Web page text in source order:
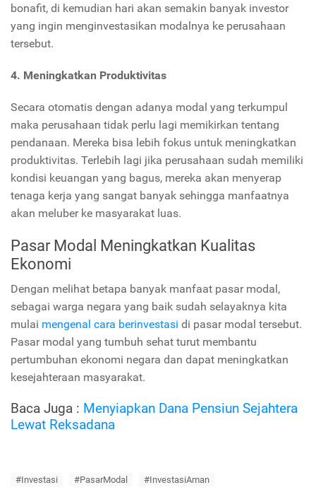
bonafit, di kemudian hari akan semakin banyak investor
yang ingin menginvestasikan modalnya ke perusahaan
tersebut.
4. Meningkatkan Produktivitas
Secara otomatis dengan adanya modal yang terkumpul
maka perusahaan tidak perlu lagi memikirkan tentang
pendanaan. Mereka bisa lebih fokus untuk meningkatkan
produktivitas. Terlebih lagi jika perusahaan sudah memiliki
kondisi keuangan yang bagus, mereka akan menyerap
tenaga kerja yang sangat banyak sehingga manfaatnya
akan meluber ke masyarakat luas.
Pasar Modal Meningkatkan Kualitas
Ekonomi
Dengan melihat betapa banyak manfaat pasar modal,
sebagai warga negara yang baik sudah selayaknya kita
mulai mengenal cara berinvestasi di pasar modal tersebut.
Pasar modal yang tumbuh sehat turut membantu
pertumbuhan ekonomi negara dan dapat meningkatkan
kesejahteraan masyarakat.
Baca Juga : Menyiapkan Dana Pensiun Sejahtera
Lewat Reksadana
#Investasi #PasarModal #InvestasiAman